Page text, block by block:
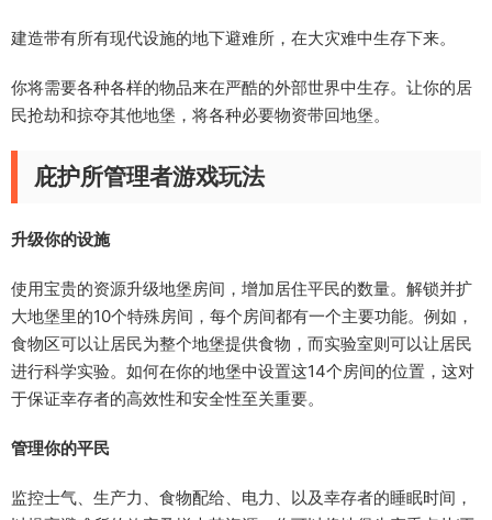
建造带有所有现代设施的地下避难所，在大灾难中生存下来。
你将需要各种各样的物品来在严酷的外部世界中生存。让你的居
民抢劫和掠夺其他地堡，将各种必要物资带回地堡。
庇护所管理者游戏玩法
升级你的设施
使用宝贵的资源升级地堡房间，增加居住平民的数量。解锁并扩
大地堡里的10个特殊房间，每个房间都有一个主要功能。例如，
食物区可以让居民为整个地堡提供食物，而实验室则可以让居民
进行科学实验。如何在你的地堡中设置这14个房间的位置，这对
于保证幸存者的高效性和安全性至关重要。
管理你的平民
监控士气、生产力、食物配给、电力、以及幸存者的睡眠时间，